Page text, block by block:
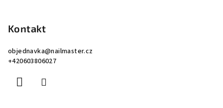
Kontakt
objednavka@nailmaster.cz
+420603806027